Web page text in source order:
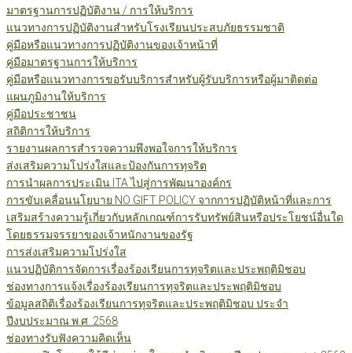
มาตรฐานการปฏิบัติงาน / การให้บริการ
แนวทางการปฏิบัติงานสำหรับโรงเรียนประสบภัยธรรมชาติ
คู่มือหรือแนวทางการปฏิบัติงานของเจ้าหน้าที่
คู่มือมาตรฐานการให้บริการ
คู่มือหรือแนวทางการขอรับบริการสำหรับผู้รับบริการหรือผู้มาติดต่อ
แผนภูมิงานให้บริการ
คู่มือประชาชน
สถิติการให้บริการ
รายงานผลการสำรวจความพึงพอใจการให้บริการ
ส่งเสริมความโปร่งใสและป้องกันการทุจริต
การนำผลการประเมิน ITA ไปสู่การพัฒนาองค์กร
การขับเคลื่อนนโยบาย NO GIFT POLICY จากการปฏิบัติหน้าที่และการ
เสริมสร้างความรู้เกี่ยวกับหลักเกณฑ์การรับทรัพย์สินหรือประโยชน์อื่นใด
โดยธรรมจรรยาของเจ้าหนักงานของรัฐ
การส่งเสริมความโปร่งใส
แนวปฏิบัติการจัดการเรื่องร้องเรียนการทุจริตและประพฤติมิชอบ
ช่องทางการแจ้งเรื่องร้องเรียนการทุจริตและประพฤติมิชอบ
ข้อมูลสถิติเรื่องร้องเรียนการทุจริตและประพฤติมิชอบ ประจำ
ปีงบประมาณ พ.ศ. 2568
ช่องทางรับฟังความคิดเห็น